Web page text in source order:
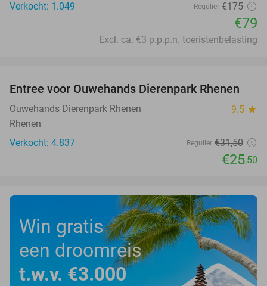
Verkocht: 1.049 Regulier €175
€79
Excl. ca. €3 p.p.p.n. toeristenbelasting
19%
Entree voor Ouwehands Dierenpark Rhenen
Ouwehands Dierenpark Rhenen 9.5 star
Rhenen
Verkocht: 4.837
Regulier €31,50
€25,50
Win gratis
een droomreis
t.w.v. €3.000